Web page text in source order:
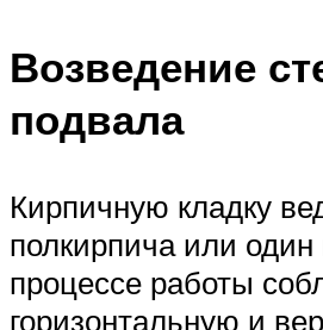
Возведение
подвала
Кирпичную кладку
полкирпича или один
процессе работы
горизонтальную и